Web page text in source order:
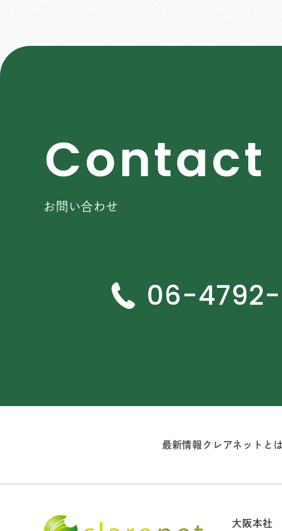
Contact
お問い合わせ
06-4792-
最新情報 クレアネットと
大阪本社